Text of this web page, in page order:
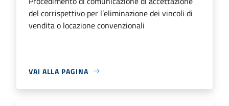
del corrispettivo per l’eliminazione dei vincoli di
vendita o locazione convenzionali
VAI ALLA PAGINA